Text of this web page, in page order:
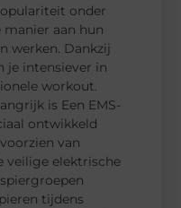
onder
manier aan hun
werken. Dankzij
je intensiever in
workout.
is Een EMS-
ontwikkeld
van
veilige elektrische
tijdens